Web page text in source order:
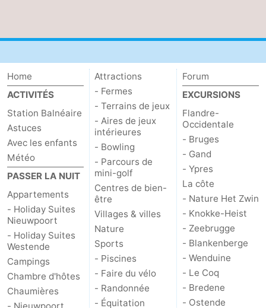
Home
ACTIVITÉS
Station Balnéaire
Astuces
Avec les enfants
Météo
PASSER LA NUIT
Appartements
- Holiday Suites
Nieuwpoort
- Holiday Suites
Westende
Campings
Chambre d'hôtes
Chaumières
Attractions
- Fermes
- Terrains de jeux
- Aires de jeux
intérieures
- Bowling
- Parcours de
mini-golf
Centres de bien-
être
Villages & villes
Nature
Sports
- Piscines
- Faire du vélo
- Randonnée
- Équitation
Forum
EXCURSIONS
Flandre-
Occidentale
- Bruges
- Gand
- Ypres
La côte
- Nature Het Zwin
- Knokke-Heist
- Zeebrugge
- Blankenberge
- Wenduine
- Le Coq
- Bredene
- Ostende